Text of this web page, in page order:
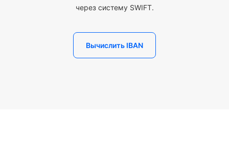
через систему SWIFT.
Вычислить IBAN